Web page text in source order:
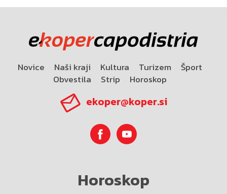
Novice Naši kraji Kultura Turizem
Šport
Obvestila
Strip Horoskop
ekoper@koper.si
Horoskop